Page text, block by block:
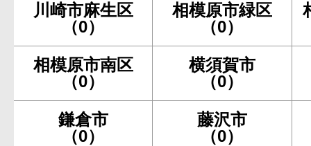
川崎市麻生区
（0）
相模原市緑区
（0）
相模原市南区
（0）
横須賀市
（0）
鎌倉市
（0）
藤沢市
（0）